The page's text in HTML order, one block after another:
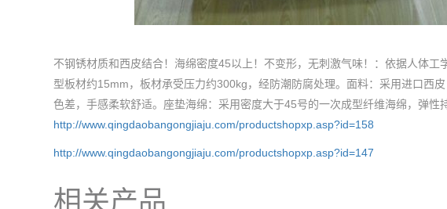
不钢锈材质和西皮结合！海绵密度45以上！不变形，无刺激气味！：依据人体
型板材约15mm，板材承受压力约300kg，经防潮防腐处理。面料：采用进口西
色差，手感柔软舒适。座垫海绵：采用密度大于45号的一次成型纤维海绵，弹性
http://www.qingdaobangongjiaju.com/productshopxp.asp?id=158
http://www.qingdaobangongjiaju.com/productshopxp.asp?id=147
相关产品